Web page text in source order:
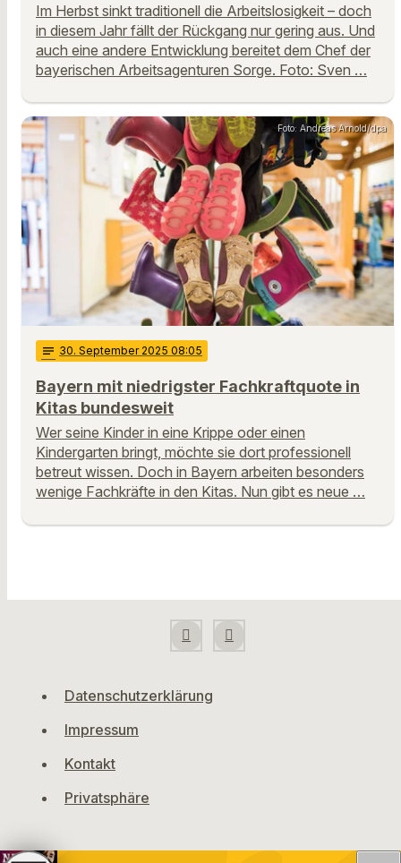
Im Herbst sinkt traditionell die Arbeitslosigkeit – doch
in diesem Jahr fällt der Rückgang nur gering aus. Und
auch eine andere Entwicklung bereitet dem Chef der
bayerischen Arbeitsagenturen Sorge. Foto: Sven …
Foto: Andreas Arnold/dpa
notes 30. September 2025 08:05
Bayern mit niedrigster Fachkraftquote in
Kitas bundesweit
Wer seine Kinder in eine Krippe oder einen
Kindergarten bringt, möchte sie dort professionell
betreut wissen. Doch in Bayern arbeiten besonders
wenige Fachkräfte in den Kitas. Nun gibt es neue …
Datenschutzerklärung
Impressum
Kontakt
Privatsphäre